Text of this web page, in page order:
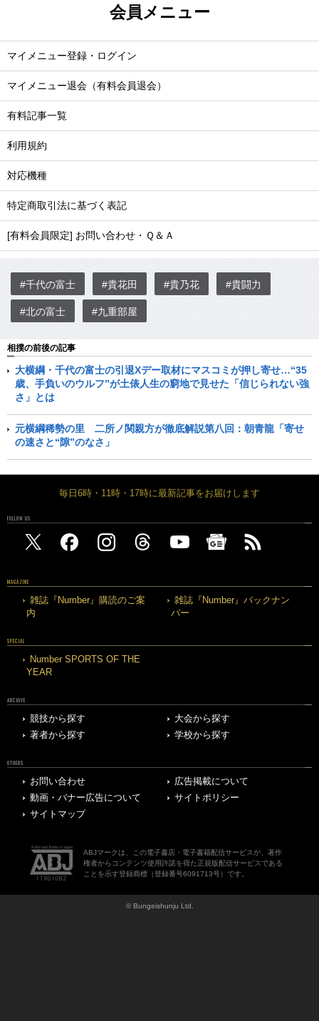
会員メニュー
マイメニュー登録・ログイン
マイメニュー退会（有料会員退会）
有料記事一覧
利用規約
対応機種
特定商取引法に基づく表記
[有料会員限定] お問い合わせ・Ｑ＆Ａ
#千代の富士 #貴花田 #貴乃花 #貴闘力
#北の富士 #九重部屋
相撲の前後の記事
大横綱・千代の富士の引退Xデー取材にマスコミが押し寄せ…“35
歳、手負いのウルフ”が土俵人生の窮地で見せた「信じられない強
さ」とは
元横綱稀勢の里 二所ノ関親方が徹底解説第八回：朝青龍「寄せ
の速さと“隙”のなさ」
毎日6時・11時・17時に最新記事をお届けします
FOLLOW US
MAGAZINE
雑誌『Number』購読のご案
内
雑誌『Number』バックナン
バー
SPECIAL
Number SPORTS OF THE
YEAR
ARCHIVE
競技から探す
大会から探す
著者から探す
学校から探す
OTHERS
お問い合わせ
広告掲載について
動画・バナー広告について
サイトポリシー
サイトマップ
ABJマークは、この電子書店・電子書籍配信サービスが、著作
権者からコンテンツ使用許諾を得た正規版配信サービスである
ことを示す登録商標（登録番号6091713号）です。
© Bungeishunju Ltd.